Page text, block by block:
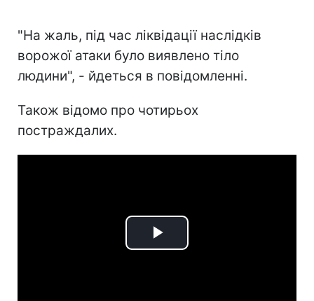
"На жаль, під час ліквідації наслідків
ворожої атаки було виявлено тіло
людини", - йдеться в повідомленні.
Також відомо про чотирьох
постраждалих.
Play